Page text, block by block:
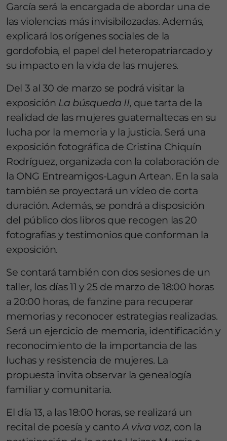
García será la encargada de abordar una de
las violencias más invisibilozadas. Además,
explicará los orígenes sociales de la
gordofobia, el papel del heteropatriarcado y
su impacto en la vida de las mujeres.
Del 3 al 30 de marzo se podrá visitar la
exposición La búsqueda II, que tarta de la
realidad de las mujeres guatemaltecas en su
lucha por la memoria y la justicia. Será una
exposición fotográfica de Cristina Chiquín
Rodríguez, organizada con la colaboración de
la ONG Entreamigos-Lagun Artean. En la sala
también se proyectará un vídeo de corta
duración. Además, se pondrá a disposición
del público dos libros que recogen las 20
fotografías y testimonios que conforman la
exposición.
Se contará también con dos sesiones de un
taller, los días 11 y 25 de marzo de 18:00 horas
a 20:00 horas, de fanzine para recuperar
memorias y reconocer estrategias realizadas.
Será un ejercicio de memoria, identificación y
reconocimiento de la importancia de las
luchas y resistencia de mujeres. La
propuesta invita observar la genealogía
familiar y comunitaria.
El día 13, a las 18:00 horas, se realizará un
recital de poesía y cantoA viva voz, con la